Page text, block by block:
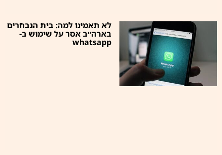
לא תאמינו למה: בית הנבחרים
בארה״ב אסר על שימוש ב-
whatsapp